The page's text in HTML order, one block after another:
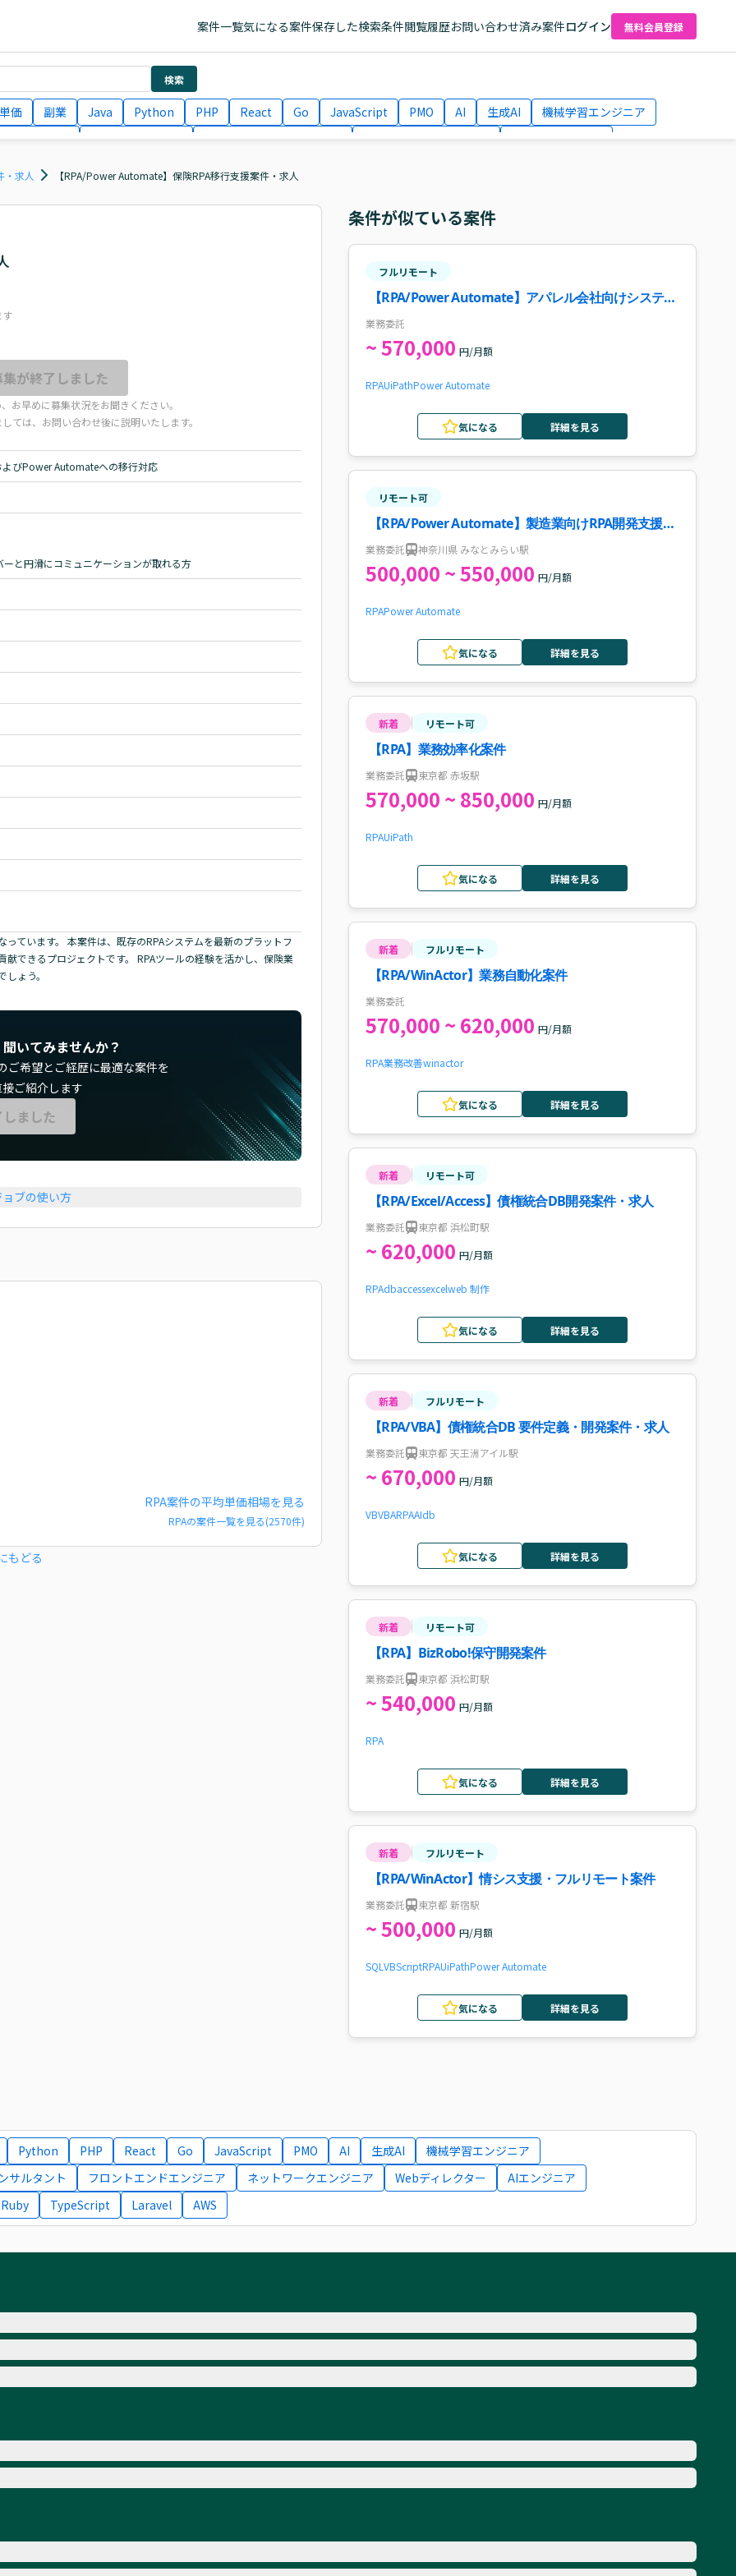
案件一覧気になる案件保存した検索条件閲覧履歴お問い合わせ済み案件ログイン 無料会員登録
検索
価 副業 Java Python PHP React Go JavaScript PMO AI 生成AI
機械学習エンジニア
月収100万円 業務委託
・求人 【RPA/Power Automate】保険RPA移行支援案件・求人
す
が終了しました
お早めに募集状況をお聞きください。
ては、お問い合わせ後に説明いたします。
びPower Automateへの移行対応
と円滑にコミュニケーションが取れる方
ています。 本案件は、既存のRPAシステムを最新のプラットフ
できるプロジェクトです。 RPAツールの経験を活かし、保険業
ょう。
いてみませんか？
ご希望とご経歴に最適な案件を
ご紹介します
ました
ブの使い方
RPA案件の平均単価相場を見る
RPAの案件一覧を見る(2570件)
もどる
条件が似ている案件
フルリモート
【RPA/Power Automate】アパレル会社向けシステム
開発案件・求人
業務委託
~ 570,000 円/月額
RPAUiPathPower Automate
気になる 詳細を見る
リモート可
【RPA/Power Automate】製造業向けRPA開発支援案
件
業務委託 神奈川県 みなとみらい駅
500,000 ~ 550,000 円/月額
RPAPower Automate
気になる 詳細を見る
新着 リモート可
【RPA】業務効率化案件
業務委託 東京都 赤坂駅
570,000 ~ 850,000 円/月額
RPAUiPath
気になる 詳細を見る
新着 フルリモート
【RPA/WinActor】業務自動化案件
業務委託
570,000 ~ 620,000 円/月額
RPA業務改善winactor
気になる 詳細を見る
新着 リモート可
【RPA/Excel/Access】債権統合DB開発案件・求人
業務委託 東京都 浜松町駅
~ 620,000 円/月額
RPAdbaccessexcelweb 制作
気になる 詳細を見る
新着 フルリモート
【RPA/VBA】債権統合DB 要件定義・開発案件・求人
業務委託 東京都 天王洲アイル駅
~ 670,000 円/月額
VBVBARPAAIdb
気になる 詳細を見る
新着 リモート可
【RPA】BizRobo!保守開発案件
業務委託 東京都 浜松町駅
~ 540,000 円/月額
RPA
気になる 詳細を見る
新着 フルリモート
【RPA/WinActor】情シス支援・フルリモート案件
業務委託 東京都 新宿駅
~ 500,000 円/月額
SQL VBScriptRPAUiPathPower Automate
気になる 詳細を見る
Python PHP React Go JavaScript PMO AI 生成AI
機械学習エンジニア
サルタント
フロントエンドエンジニア ネットワークエンジニア Webディレクター
AIエンジニア
Ruby
TypeScript Laravel AWS